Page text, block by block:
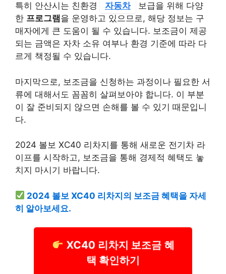
특히 안산시는 친환경 자동차
보급을 위해 다양
한 프로그램을 운영하고 있으므로, 해당 정보는 구
매자에게 큰 도움이 될 수 있습니다. 보조금이 제공
되는 금액은 자차 소유 여부나 환경 기준에 따라 다
르게 책정될 수 있습니다.
마지막으로, 보조금을 신청하는 과정이나 필요한 서
류에 대해서도 꼼꼼히 살펴보아야 합니다. 이 부분
이 잘 준비되지 않으면 손해를 볼 수 있기 때문입니
다.
2024 볼보 XC40 리차지를 통해 새로운 전기차 라
이프를 시작하고, 보조금을 통해 경제적 혜택도 놓
치지 마시기 바랍니다.
2024 볼보 XC40 리차지의 보조금 혜택을 자세
히 알아보세요.
XC40 리차지 보조금 혜
택 확인하기